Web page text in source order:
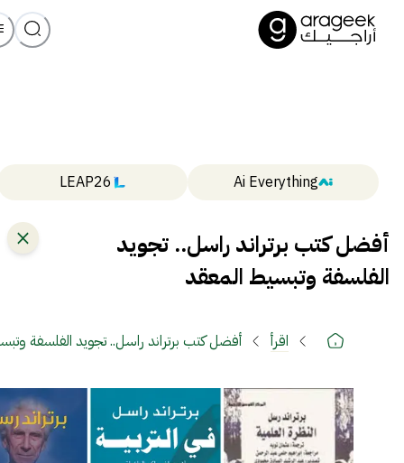
Ai Everything
LEAP26
أفضل كتب برتراند راسل.. تجويد
الفلسفة وتبسيط المعقد
اقرأ أفضل كتب برتراند راسل.. تجويد الفلسفة